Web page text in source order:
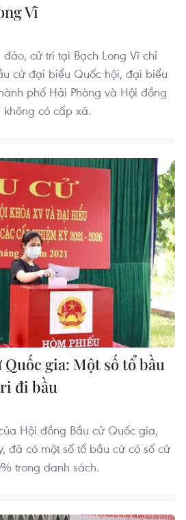
Vĩ
cử tri tại Bạch Long Vĩ chỉ
cử đại biểu Quốc hội, đại biểu
phố Hải Phòng và Hội đồng
có cấp xã.
gia: Một số tổ bầu
đi bầu
Hội đồng Bầu cử Quốc gia,
đã có một số tổ bầu cử có số cử
trong danh sách.